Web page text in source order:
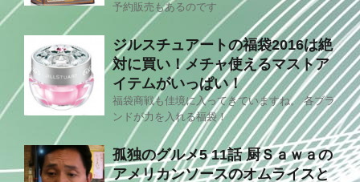
予約販売もあるのです
ジルスチュアートの福袋2016は絶
対に買い！メチャ使えるマストア
イテムがいっぱい！
福袋商戦も佳境に入ってきていますね。 各ブラ
ンドが力を入れる福袋！
孤独のグルメ5 11話 厨Ｓａｗａの
アメリカンソースのオムライスと